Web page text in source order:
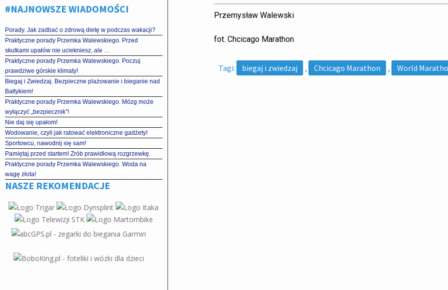
#NAJNOWSZE WIADOMOŚCI
Porady. Jak zadbać o zdrową dietę w podczas wakacji?
Praktyczne porady Przemka Walewskiego. Przed
skutkami upałów nie uciekniesz, ale …
Praktyczne porady Przemka Walewskiego. Poczuj
prawdziwe górskie klimaty!
Biegaj i Zwiedzaj. Bezpieczne plażowanie i bieganie nad
Bałtykiem!
Praktyczne porady Przemka Walewskiego. Mózg może
wyłączyć „bezpiecznik”!
Nie daj się upałom!
Wodowanie, czyli jak ratować elektroniczne gadżety!
Sportowcu, nawodnij się sam!
Pamiętaj przed startem! Zrób prawidłową rozgrzewkę.
Praktyczne porady Przemka Walewskiego. Woda na
wagę złota!
NASZE REKOMENDACJE
Przemysław Walewski
fot. Chcicago Marathon
Tagi: biegaj i zwiedzaj , Chcicago Marathon , World